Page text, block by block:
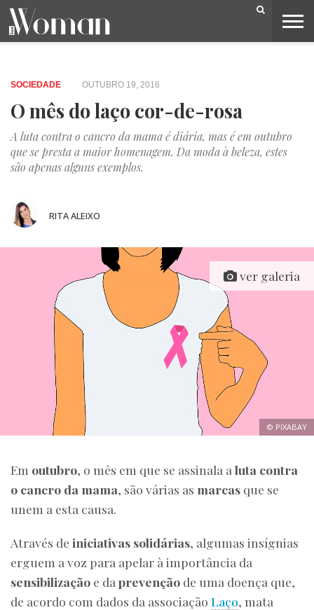
SOCIEDADE OUTUBRO 19, 2016
O mês do laço cor-de-rosa
A luta contra o cancro da mama é diária, mas é em outubro
que se presta a maior homenagem. Da moda à beleza, estes
são apenas alguns exemplos.
RITA ALEIXO
© PIXABAY
ver galeria
Em outubro , o mês em que se assinala a luta contra
o cancro da mama , são várias as marcas que se
unem a esta causa.
Através de iniciativas solidárias , algumas insígnias
erguem a voz para apelar à importância da
sensibilização e da prevenção de uma doença que,
de acordo com dados da associação Laço , mata